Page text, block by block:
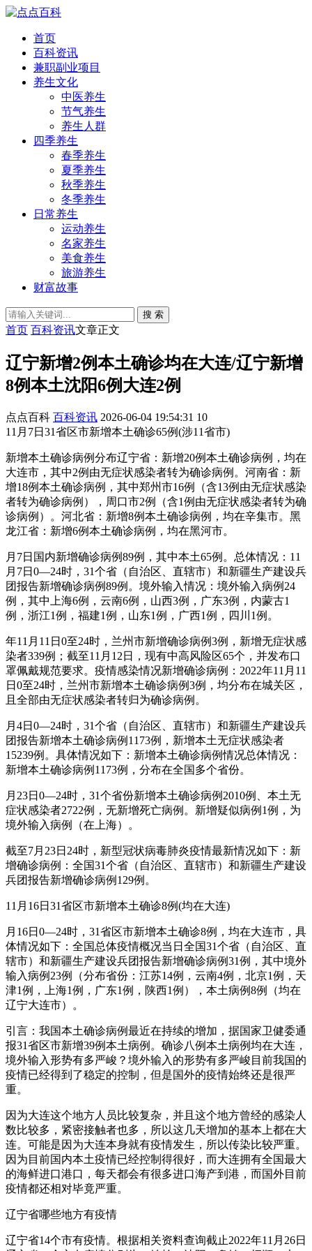
首页
百科资讯
兼职副业项目
养生文化
中医养生
节气养生
养生人群
四季养生
春季养生
夏季养生
秋季养生
冬季养生
日常养生
运动养生
名家养生
美食养生
旅游养生
财富故事
搜 索
首页 百科资讯文章正文
辽宁新增2例本土确诊均在大连/辽宁新增
8例本土沈阳6例大连2例
点点百科 百科资讯 2026-06-04 19:54:31 10
11月7日31省区市新增本土确诊65例(涉11省市)
新增本土确诊病例分布辽宁省：新增20例本土确诊病例，均在
大连市，其中2例由无症状感染者转为确诊病例。河南省：新
增18例本土确诊病例，其中郑州市16例（含13例由无症状感染
者转为确诊病例），周口市2例（含1例由无症状感染者转为确
诊病例）。河北省：新增8例本土确诊病例，均在辛集市。黑
龙江省：新增6例本土确诊病例，均在黑河市。
月7日国内新增确诊病例89例，其中本土65例。总体情况：11
月7日0—24时，31个省（自治区、直辖市）和新疆生产建设兵
团报告新增确诊病例89例。境外输入情况：境外输入病例24
例，其中上海6例，云南6例，山西3例，广东3例，内蒙古1
例，浙江1例，福建1例，山东1例，广西1例，四川1例。
年11月11日0至24时，兰州市新增确诊病例3例，新增无症状感
染者339例；截至11月12日，现有中高风险区65个，并发布口
罩佩戴规范要求。疫情感染情况新增确诊病例：2022年11月11
日0至24时，兰州市新增本土确诊病例3例，均分布在城关区，
且全部由无症状感染者转归为确诊病例。
月4日0—24时，31个省（自治区、直辖市）和新疆生产建设兵
团报告新增本土确诊病例1173例，新增本土无症状感染者
15239例。具体情况如下：新增本土确诊病例情况总体情况：
新增本土确诊病例1173例，分布在全国多个省份。
月23日0—24时，31个省份新增本土确诊病例2010例、本土无
症状感染者2722例，无新增死亡病例。新增疑似病例1例，为
境外输入病例（在上海）。
截至7月23日24时，新型冠状病毒肺炎疫情最新情况如下：新
增确诊病例：全国31个省（自治区、直辖市）和新疆生产建设
兵团报告新增确诊病例129例。
11月16日31省区市新增本土确诊8例(均在大连)
月16日0—24时，31省区市新增本土确诊8例，均在大连市，具
体情况如下：全国总体疫情概况当日全国31个省（自治区、直
辖市）和新疆生产建设兵团报告新增确诊病例31例，其中境外
输入病例23例（分布省份：江苏14例，云南4例，北京1例，天
津1例，上海1例，广东1例，陕西1例），本土病例8例（均在
辽宁大连市）。
引言：我国本土确诊病例最近在持续的增加，据国家卫健委通
报31省区市新增39例本土病例。确诊八例本土病例均在大连，
境外输入形势有多严峻？境外输入的形势有多严峻目前我国的
疫情已经得到了稳定的控制，但是国外的疫情始终还是很严
重。
因为大连这个地方人员比较复杂，并且这个地方曾经的感染人
数比较多，紧密接触者也多，所以这几天增加的基本上都在大
连。可能是因为大连本身就有疫情发生，所以传染比较严重。
因为目前国内本土疫情已经控制得很好，而大连拥有全国最大
的海鲜进口港口，每天都会有很多进口海产到港，而国外目前
疫情都还相对毕竟严重。
辽宁省哪些地方有疫情
辽宁省14个市有疫情。根据相关资料查询截止2022年11月26日